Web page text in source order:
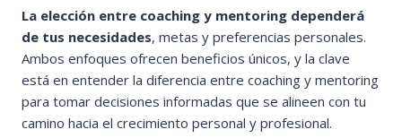
La elección entre coaching y mentoring dependerá
de tus necesidades, metas y preferencias personales.
Ambos enfoques ofrecen beneficios únicos, y la clave
está en entender la diferencia entre coaching y mentoring
para tomar decisiones informadas que se alineen con tu
camino hacia el crecimiento personal y profesional.